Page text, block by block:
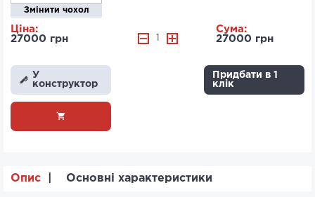
Змінити чохол
Ціна:
27000 грн
Сума:
27000 грн
У
конструктор
Придбати в 1
клік
Опис Основні характеристики